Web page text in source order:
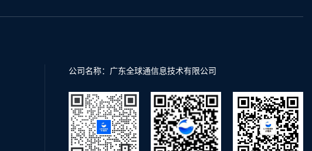
公司名称：广东全球通信息技术有限公司